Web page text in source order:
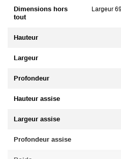
Dimensions hors
tout
Largeur
Hauteur
Largeur
Profondeur
Hauteur assise
Largeur assise
Profondeur assise